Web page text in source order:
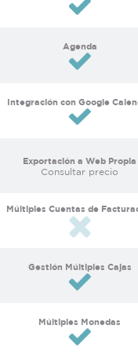
Agenda
Integración con Google
Exportación a Web Propia
Consultar precio
Múltiples Cuentas de
Gestión Múltiples Cajas
Múltiples Monedas